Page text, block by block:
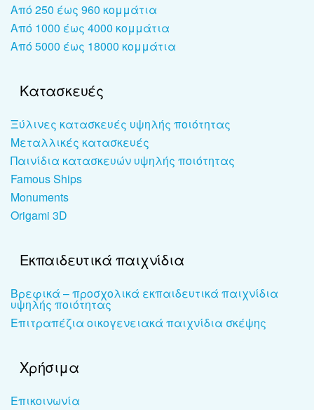
Από 250 έως 960 κομμάτια
Από 1000 έως 4000 κομμάτια
Από 5000 έως 18000 κομμάτια
Κατασκευές
Ξύλινες κατασκευές υψηλής ποιότητας
Μεταλλικές κατασκευές
Παινίδια κατασκευών υψηλής ποιότητας
Famous Ships
Monuments
Origami 3D
Εκπαιδευτικά παιχνίδια
Βρεφικά – προσχολικά εκπαιδευτικά παιχνίδια
υψηλής ποιότητας
Επιτραπέζια οικογενειακά παιχνίδια σκέψης
Χρήσιμα
Επικοινωνία